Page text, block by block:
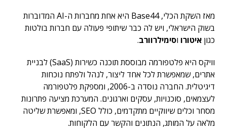
מאז השקת הכלי, Base44 היא אחת מחברות ה-AI המדוברות
בשוק הישראלי, ויש לה כבר שיתופי פעולה עם חברות בולטות
כגון איטורו וסימילרוורב.
וויקס היא פלטפורמה מבוססת תוכנה כשירות (SaaS) לבניית
אתרים, שמאפשרת לכל אחד ליצור, לנהל ולפתח נוכחות
דיגיטלית. החברה נוסדה ב-2006, ומספקת פלטפורמה
לעצמאים, סוכנויות, עסקים וארגונים. המערכת מציעה פתרונות
מסחר וכלים שיווקיים מתקדמים, כולל SEO, ומאפשרת שליטה
מלאה על המותג, הנתונים והקשר עם הלקוחות.